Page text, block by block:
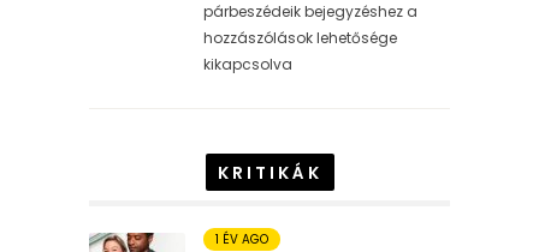
párbeszédeik bejegyzéshez a
hozzászólások lehetősége
kikapcsolva
KRITIKÁK
1 ÉV AGO